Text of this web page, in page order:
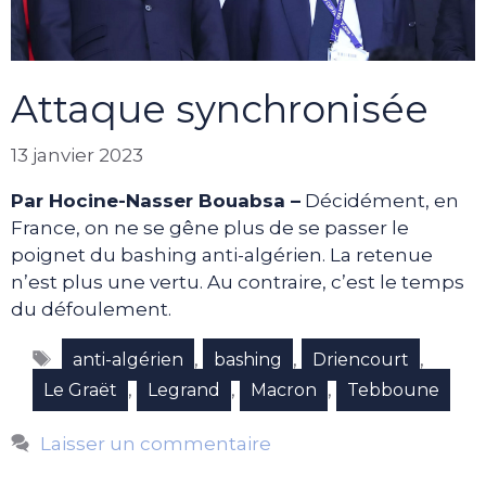
Attaque synchronisée
13 janvier 2023
Par Hocine-Nasser Bouabsa – Décidément, en
France, on ne se gêne plus de se passer le
poignet du bashing anti-algérien. La retenue
n’est plus une vertu. Au contraire, c’est le temps
du défoulement.
Étiquettes
anti-algérien , bashing , Driencourt ,
Le Graët , Legrand , Macron , Tebboune
Laisser un commentaire